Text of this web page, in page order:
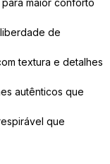
maior conforto
de
textura e detalhes
autênticos que
que